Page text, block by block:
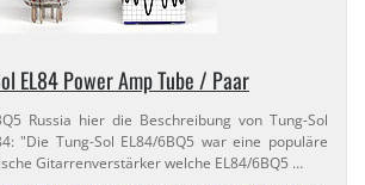
EL84 Power Amp Tube / Paar
Russia hier die Beschreibung von Tung-​Sol
"Die Tung-​Sol EL84/​6BQ5 war eine populäre
Gitarrenverstärker welche EL84/​6BQ5 …